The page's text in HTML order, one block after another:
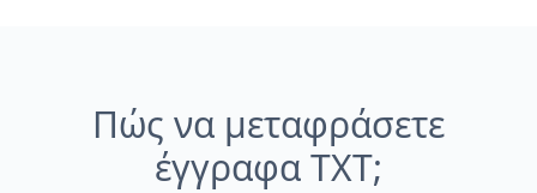
Πώς να μεταφράσετε
έγγραφα TXT;